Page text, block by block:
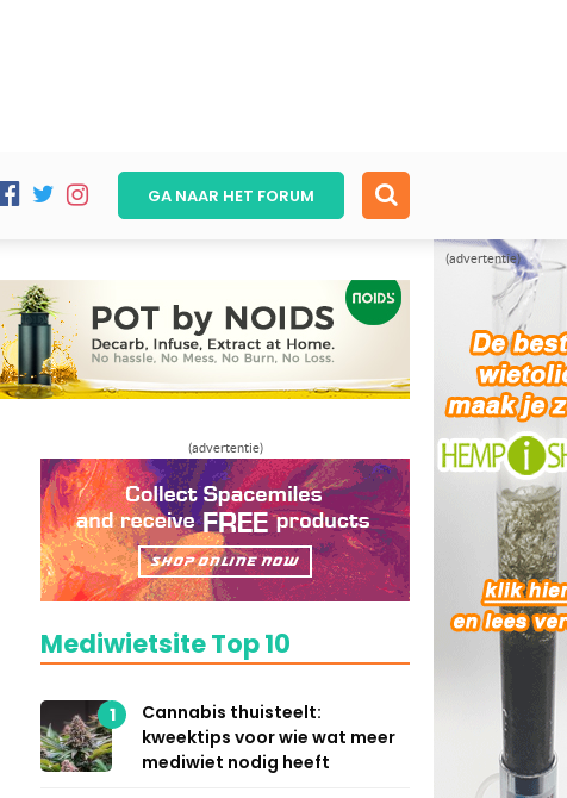
(advertentie)
GA NAAR HET FORUM
(advertentie)
Mediwietsite Top 10
1
Cannabis thuisteelt:
kweektips voor wie wat meer
mediwiet nodig heeft